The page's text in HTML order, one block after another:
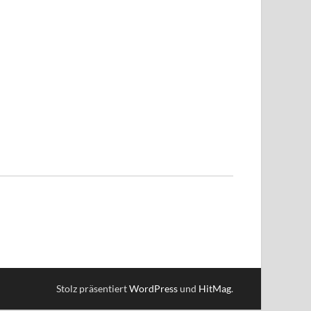
Stolz präsentiertWordPressund HitMag.